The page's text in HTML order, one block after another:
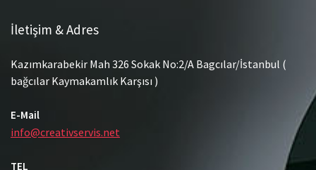
İletişim & Adres
Kazımkarabekir Mah 326 Sokak No:2/A Bagcılar/İstanbul (
bağcılar Kaymakamlık Karşısı )
E-Mail
info@creativservis.net
TEL